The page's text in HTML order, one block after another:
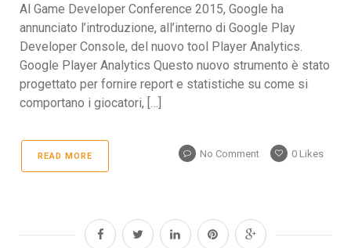
Al Game Developer Conference 2015, Google ha
annunciato l’introduzione, all’interno di Google Play
Developer Console, del nuovo tool Player Analytics.
Google Player Analytics Questo nuovo strumento è stato
progettato per fornire report e statistiche su come si
comportano i giocatori, […]
READ MORE No Comment 0 Likes